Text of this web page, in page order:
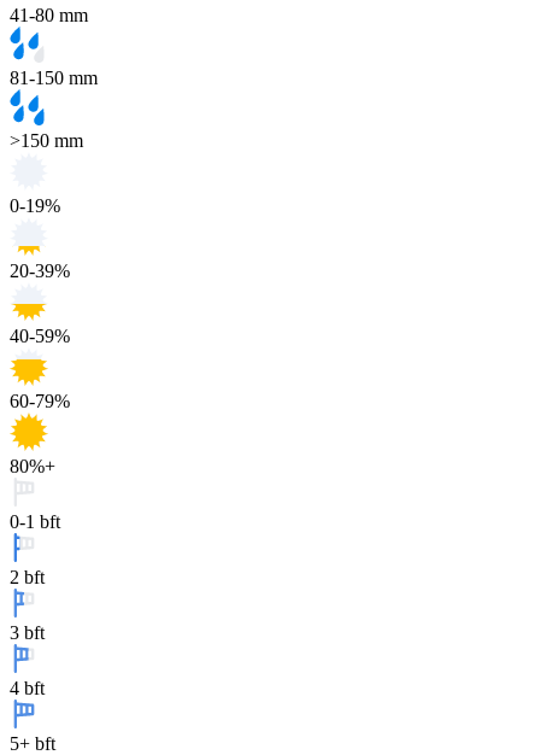
41-80 mm
81-150 mm
>150 mm
0-19%
20-39%
40-59%
60-79%
80%+
0-1 bft
2 bft
3 bft
4 bft
5+ bft